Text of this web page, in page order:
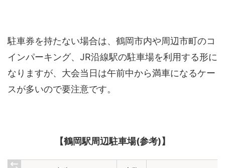
駐車券を持たない場合は、鶴岡市内や周辺市町のコ
インパーキング、JR沿線駅の駐車場を利用する形に
なりますが、大会当日は午前中から満車になるケー
スが多いので要注意です。
【鶴岡駅周辺駐車場(参考)】